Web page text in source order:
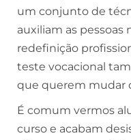
um conjunto de
auxiliam as
redefinição
teste vocacional
que querem mudar
É comum vermos
curso e acabam